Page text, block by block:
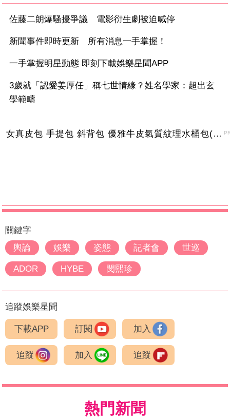
佐藤二朗爆騷擾爭議 電影衍生劇被迫喊停
新聞事件即時更新 所有消息一手掌握！
一手掌握明星動態 即刻下載娛樂星聞APP
3歲就「認愛姜厚任」稱七世情緣？姓名學家：超出玄
學範疇
女真皮包 手提包 斜背包 優雅牛皮氣質紋理水桶包(2色)【XBO7950112】＊艾美時尚(現+預)
關鍵字
輿論
娛樂 姿態 記者會 世巡
ADOR HYBE 閔熙珍
追蹤娛樂星聞
下載APP 訂閱 加入
追蹤 加入 追蹤
熱門新聞